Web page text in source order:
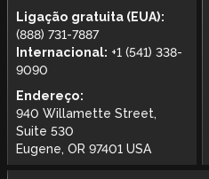
Ligação gratuita (EUA):
(888) 731-7887
Internacional: +1 (541) 338-
9090
Endereço:
940 Willamette Street,
Suite 530
Eugene, OR 97401 USA